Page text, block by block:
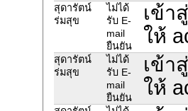
สุดารัตน์
ร่มสุข
ไม่ได้
รับ E-
mail
ยืนยัน
เข้า
ให้
สุดารัตน์
ร่มสุข
ไม่ได้
รับ E-
mail
ยืนยัน
เข้า
ให้